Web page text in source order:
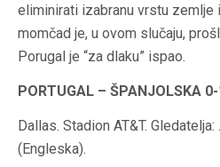
eliminirati izabranu vrstu zemlje
momčad je, u ovom slučaju,
Porugal je “za dlaku” ispao.
PORTUGAL – ŠPANJOLSKA
Dallas. Stadion AT&T.
(Engleska).